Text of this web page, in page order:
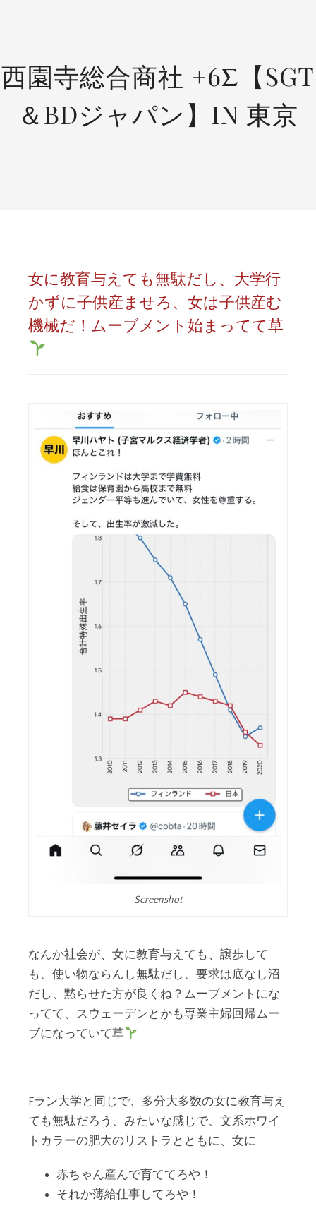
西園寺総合商社 +6Σ【SGT
＆BDジャパン】IN 東京
女に教育与えても無駄だし、大学行
かずに子供産ませろ、女は子供産む
機械だ！ムーブメント始まってて草
Screenshot
なんか社会が、女に教育与えても、譲歩して
も、使い物ならんし無駄だし、要求は底なし沼
だし、黙らせた方が良くね？ムーブメントにな
ってて、スウェーデンとかも専業主婦回帰ムー
ブになっていて草
Fラン大学と同じで、多分大多数の女に教育与え
ても無駄だろう、みたいな感じで、文系ホワイ
トカラーの肥大のリストラとともに、女に
赤ちゃん産んで育ててろや！
それか薄給仕事してろや！